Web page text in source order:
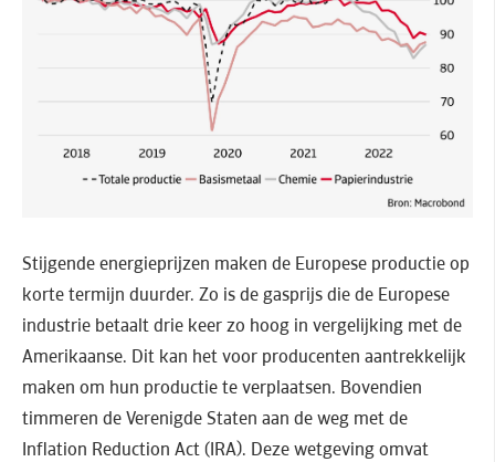
Stijgende energieprijzen maken de Europese productie op
korte termijn duurder. Zo is de gasprijs die de Europese
industrie betaalt drie keer zo hoog in vergelijking met de
Amerikaanse. Dit kan het voor producenten aantrekkelijk
maken om hun productie te verplaatsen. Bovendien
timmeren de Verenigde Staten aan de weg met de
Inflation Reduction Act (IRA). Deze wetgeving omvat